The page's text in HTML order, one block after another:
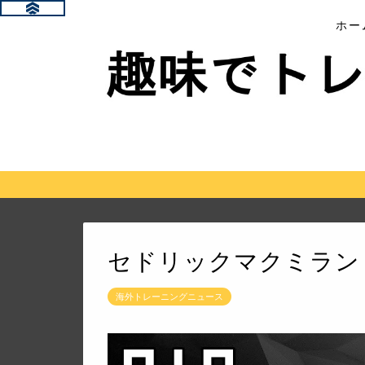
ホー
セドリックマクミラ
海外トレーニングニュース